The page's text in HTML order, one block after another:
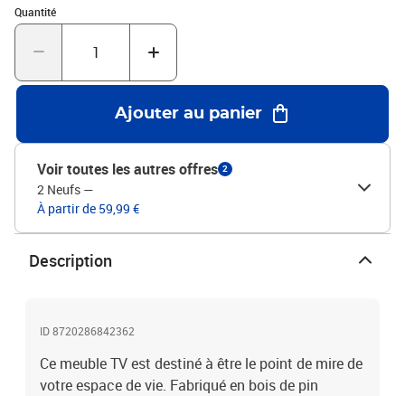
Quantité
Quantité : 1
Ajouter au panier
Voir toutes les autres offres 2
2 Neufs —
À partir de 59,99 €
Description
ID 8720286842362
Ce meuble TV est destiné à être le point de mire de
votre espace de vie. Fabriqué en bois de pin